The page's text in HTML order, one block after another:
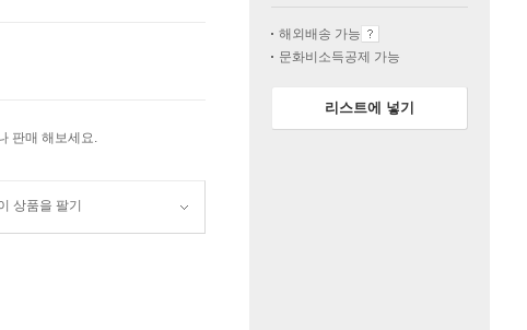
판매 해보세요.
상품을 팔기
해외배송 가능
문화비소득공제 가능
리스트에 넣기